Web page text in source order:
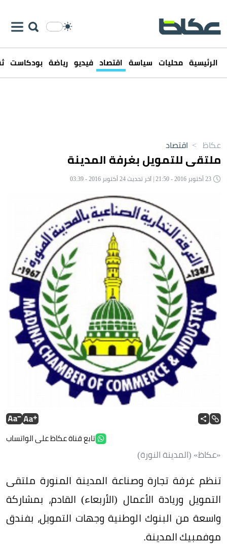
الرئيسية محليات سياسة اقتصاد فيديو رياضة بودكاست
عكاظ > اقتصاد
ملتقى للتمويل بغرفة المدينة
تابع قناة عكاظ على الواتساب
«عكاظ» (المدينة النورة)
تنظم غرفة تجارة وصناعة المدينة المنورة ملتقى
التمويل وريادة الأعمال (الأربعاء) القادم، بمشاركة
واسعة من البنوك الوطنية وجهات التمويل، بفندق
موفمبيك المدينة.